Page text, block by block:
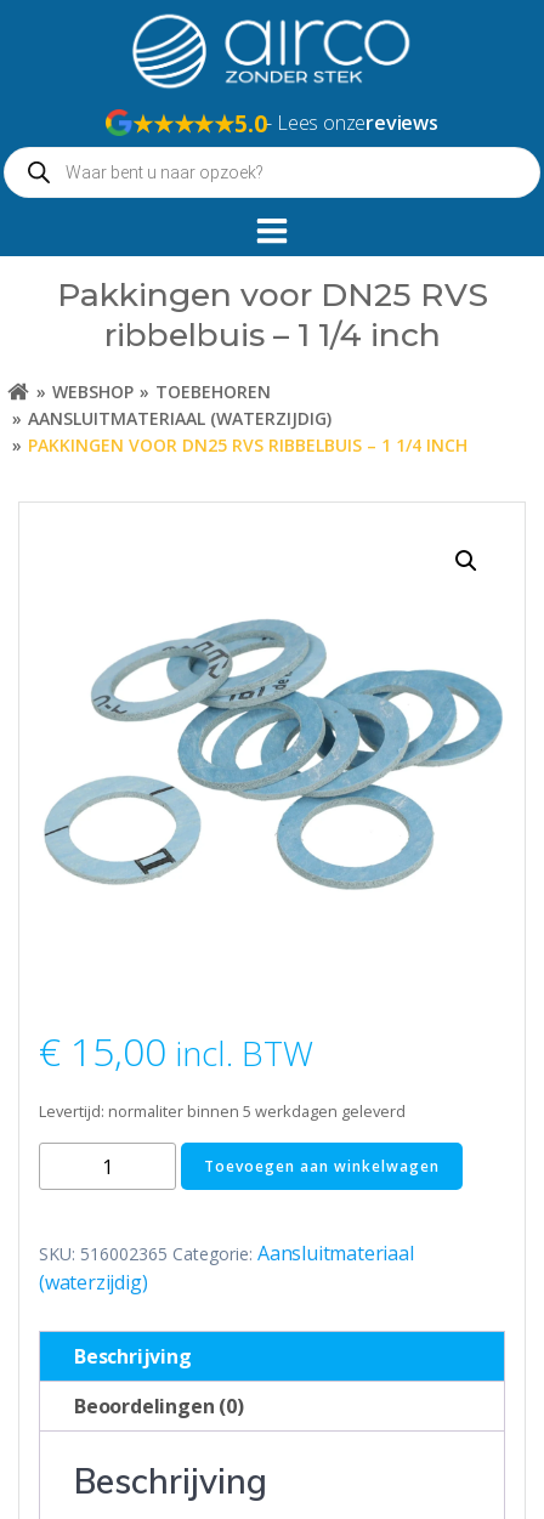
★★★★★5.0- Lees onzereviews
Producten
zoeken
Pakkingen voor DN25 RVS
ribbelbuis – 1 1/4 inch
WEBSHOP
TOEBEHOREN
AANSLUITMATERIAAL (WATERZIJDIG)
PAKKINGEN VOOR DN25 RVS RIBBELBUIS – 1 1/4 INCH
€ 15,00 incl. BTW
Levertijd: normaliter binnen 5 werkdagen geleverd
Pakkingen
voor
RVS
ribbelbuis
-
1
inch
aantal
Toevoegen aan winkelwagen
SKU: 516002365 Categorie: Aansluitmateriaal
(waterzijdig)
Beschrijving
Beoordelingen (0)
Beschrijving